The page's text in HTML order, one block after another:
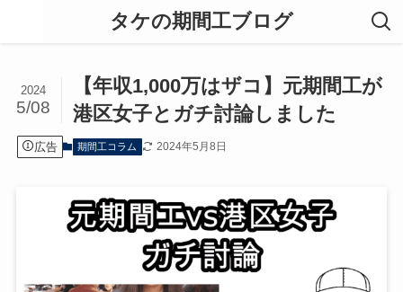
タケの期間工ブログ
【年収1,000万はザコ】元期間工が
港区女子とガチ討論しました
2024
5/08
広告 期間工コラム 2024年5月8日